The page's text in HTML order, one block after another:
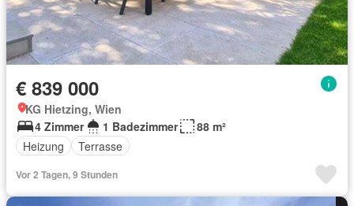
€ 839 000
KG Hietzing, Wien
4 Zimmer
1 Badezimmer
88 m²
Heizung
Terrasse
Vor 2 Tagen, 9 Stunden